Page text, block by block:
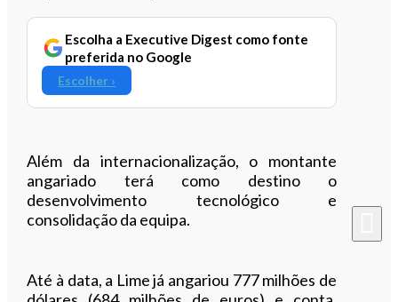
Escolha a Executive Digest como fonte
preferida no Google
Escolher ›
Além da internacionalização, o montante
angariado terá como destino o
desenvolvimento tecnológico e
consolidação da equipa.
Até à data, a Lime já angariou 777 milhões de